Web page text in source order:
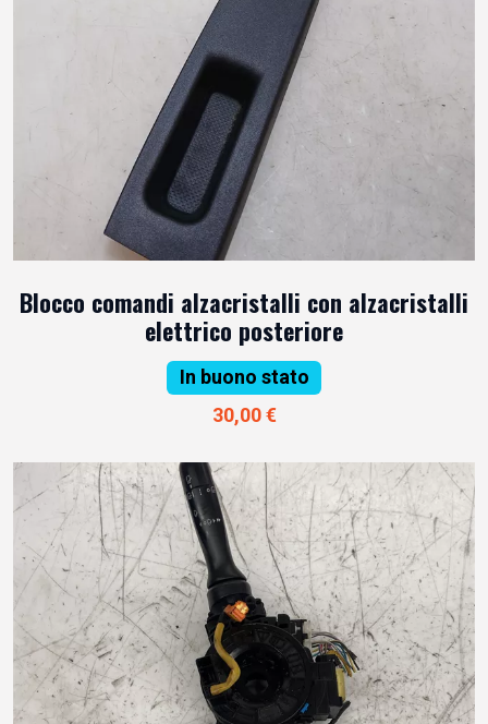
Blocco comandi alzacristalli con alzacristalli
elettrico posteriore
In buono stato
30,00 €